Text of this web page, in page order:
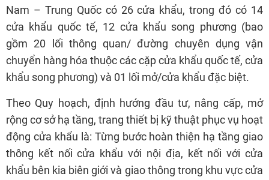
Nam – Trung Quốc có 26 cửa khẩu, trong đó có 14
cửa khẩu quốc tế, 12 cửa khẩu song phương (bao
gồm 20 lối thông quan/ đường chuyên dụng vận
chuyển hàng hóa thuộc các cặp cửa khẩu quốc tế, cửa
khẩu song phương) và 01 lối mở/cửa khẩu đặc biệt.
Theo Quy hoạch, định hướng đầu tư, nâng cấp, mở
rộng cơ sở hạ tầng, trang thiết bị kỹ thuật phục vụ hoạt
động cửa khẩu là: Từng bước hoàn thiện hạ tầng giao
thông kết nối cửa khẩu với nội địa, kết nối với cửa
khẩu bên kia biên giới và giao thông trong khu vực cửa